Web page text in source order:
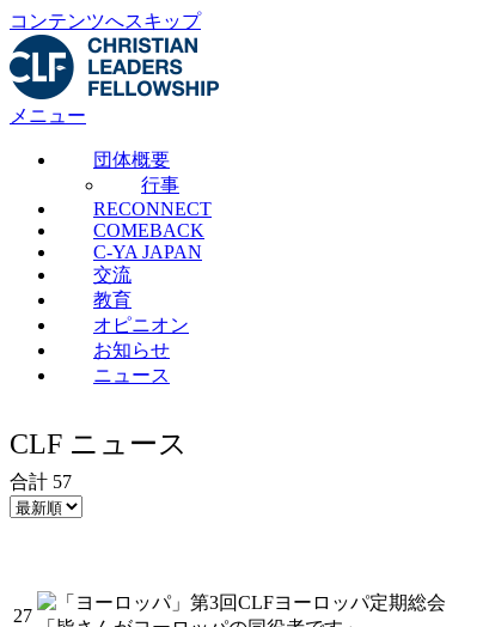
コンテンツへスキップ
メニュー
団体概要
行事
RECONNECT
COMEBACK
C-YA JAPAN
交流
教育
オピニオン
お知らせ
ニュース
CLF ニュース
合計 57
27